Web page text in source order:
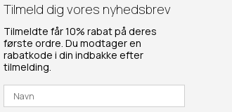
Tilmeld dig vores nyhedsbrev
Tilmeldte får 10% rabat på deres
første ordre. Du modtager en
rabatkode i din indbakke efter
tilmelding.